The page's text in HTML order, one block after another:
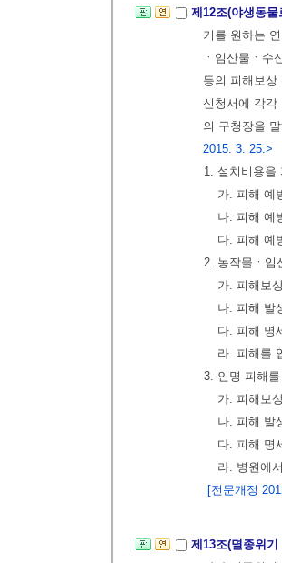
제12조(야생동
기를 원하는
ㆍ임산물ㆍ
등의 피해보
신청서에 각각
의 구청장을
2015. 3. 25.>
1. 설치비용을
가. 피해 예
나. 피해 예
다. 피해 예
2. 농작물ㆍ임
가. 피해보
나. 피해 발
다. 피해 명
라. 피해를
3. 인명 피해
가. 피해보
나. 피해 발
다. 피해 명
라. 병원에
[전문개정
제13조(멸종위